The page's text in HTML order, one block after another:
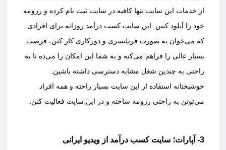
از خدمات این سایت تنها کافیه در سایت ثبت نام کرده و رزومه
خود را آپلود کنین. این سایت کسب درآمد روزانه برای افرادی
که می‌خوان به صورت فریلنسری و دورکاری کار کنن، فرصت
بسیار عالی را فراهم می‌کنه و به شما این امکان را می‌ده تا به
راحتی به چندین شغل مشابه دسترسی داشته باشین.
خوشبختانه استفاده از این سایت بسیار راحته و همه افراد
می‌تونن به راحتی رزومه ساخته و در این سایت فعالیت کنن.
3- آپارات؛ سایت کسب درآمد از ویدیو ایرانی